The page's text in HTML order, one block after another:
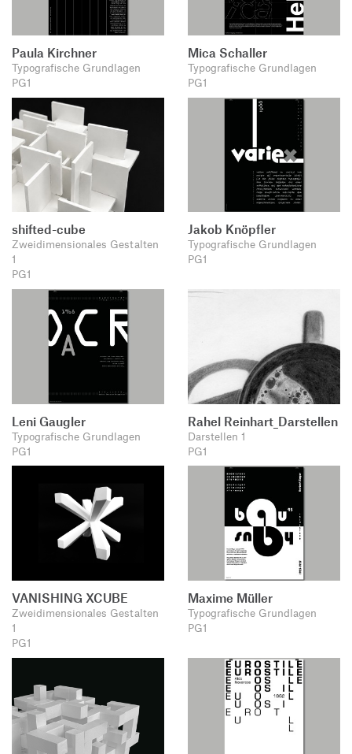
Paula Kirchner
Typografische Grundlagen
PG1
Mica Schaller
Typografische Grundlagen
PG1
shifted-cube
Zweidimensionales Gestalten
1
PG1
Jakob Knöpfler
Typografische Grundlagen
PG1
Leni Gaugler
Typografische Grundlagen
PG1
Rahel Reinhart_Darstellen
Darstellen 1
PG1
VANISHING XCUBE
Zweidimensionales Gestalten
1
PG1
Maxime Müller
Typografische Grundlagen
PG1